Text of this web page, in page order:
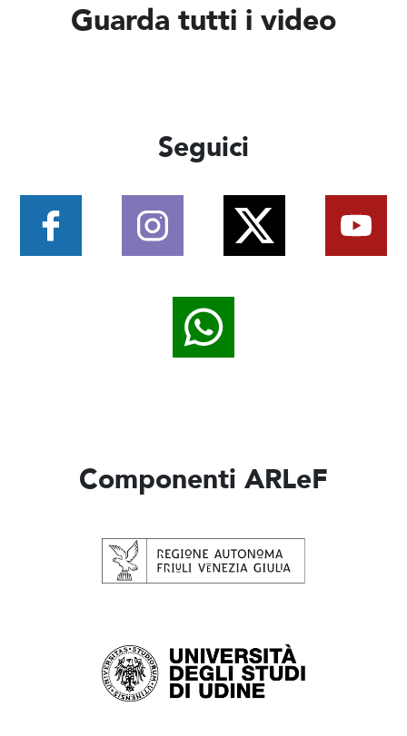
Guarda tutti i video
Seguici
Componenti ARLeF